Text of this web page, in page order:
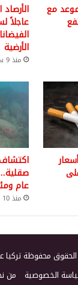
مع
عاجلاً
الأرضية
منذ 9 ساعات
عام
منذ 10 ساعات
محفوظة تركيا عاجل
الخصوصية من